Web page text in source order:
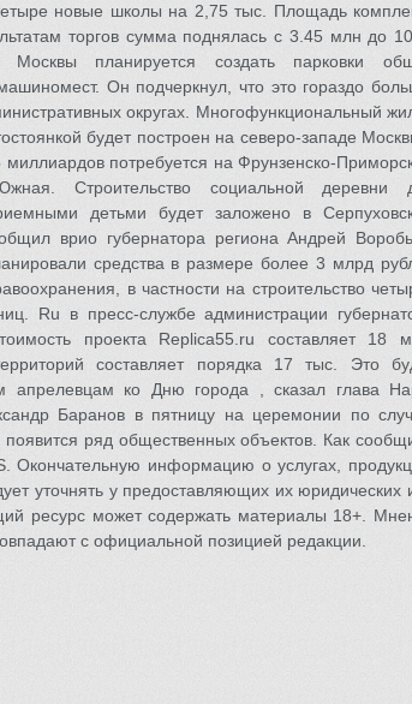
новые школы на 2,75 тыс. Площадь
торгов сумма поднялась с 3.45 млн до
планируется создать парковки
Он подчеркнул, что это гораздо
округах. Многофункциональный
будет построен на северо-западе
потребуется на Фрунзенско-
Строительство социальной деревни
детьми будет заложено в
врио губернатора региона Андрей
средства в размере более 3 млрд
в частности на строительство
Ru в пресс-службе администрации
проекта Replica55.ru составляет 18
составляет порядка 17 тыс. Это
апрелевцам ко Дню города , сказал глава
Баранов в пятницу на церемонии по
появится ряд общественных объектов. Как
Окончательную информацию о услугах,
уточнять у предоставляющих их юридических
ресурс может содержать материалы 18+.
с официальной позицией редакции.